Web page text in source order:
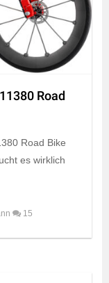
Road
Road Bike
es wirklich
15